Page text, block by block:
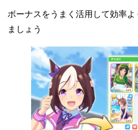
ボーナスをうまく活用して効率
ましょう